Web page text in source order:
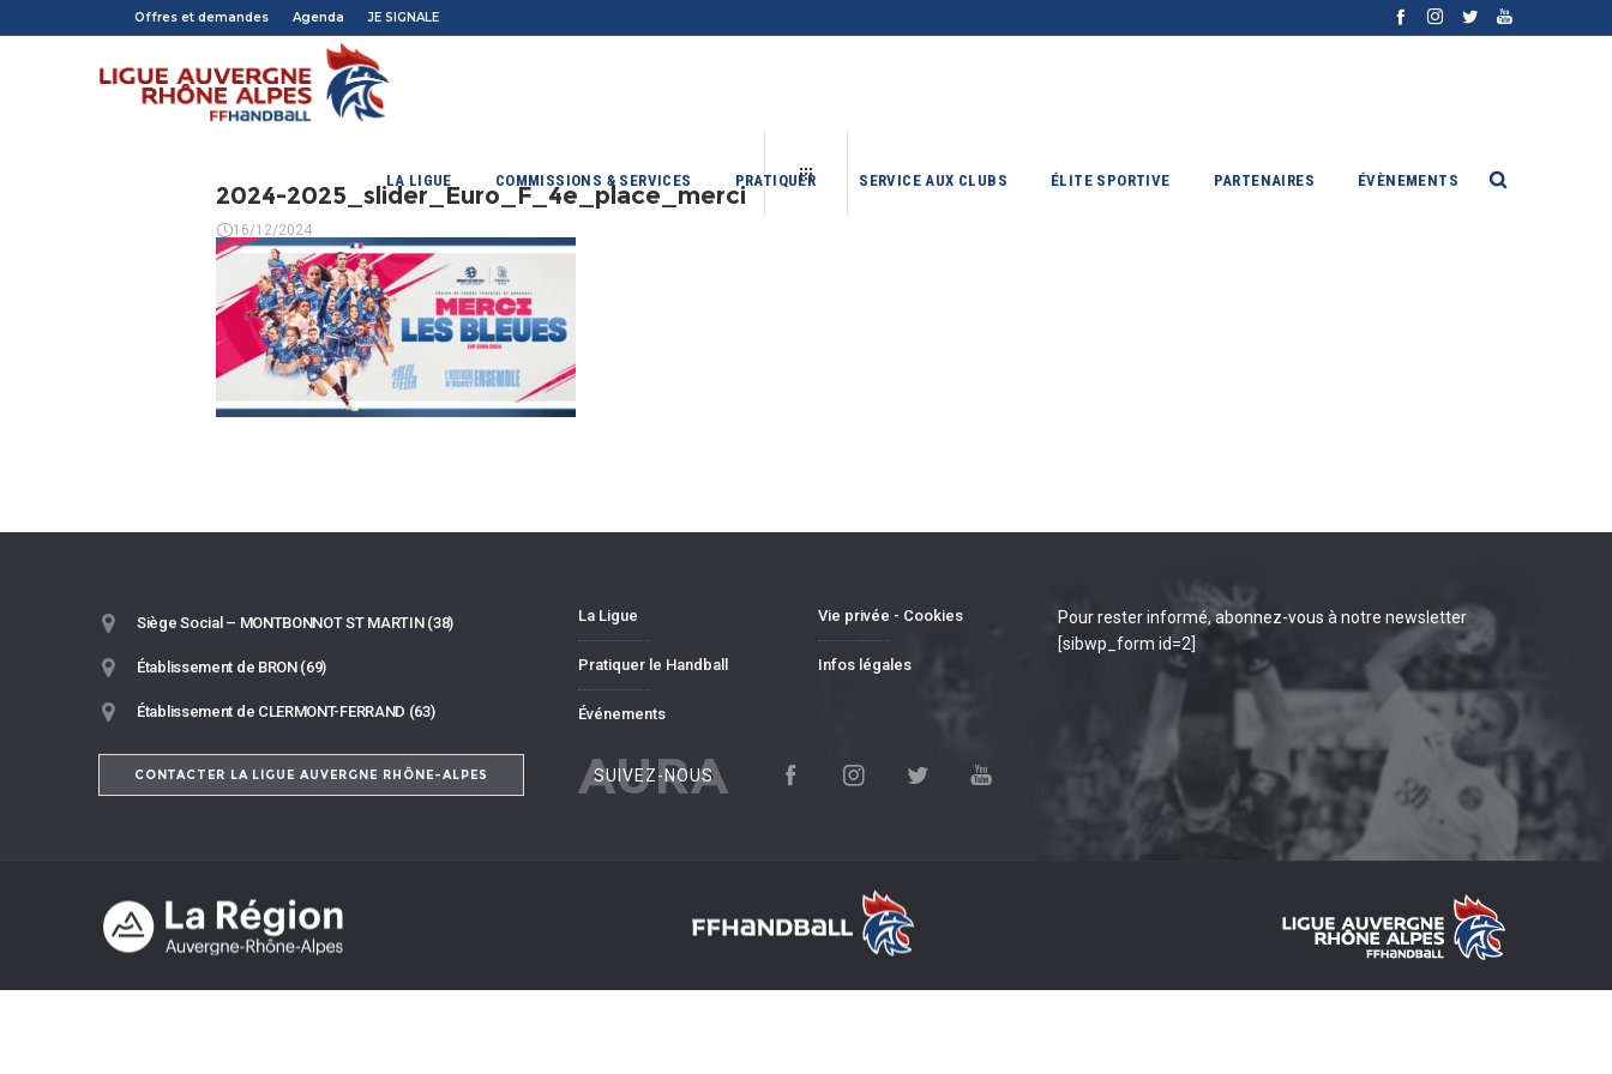
Offres et demandes Agenda JE SIGNALE
LA LIGUE COMMISSIONS & SERVICES PRATIQUER SERVICE AUX CLUBS ÉLITE SPORTIVE PARTENAIRES ÉVÈNEMENTS
2024-2025_slider_Euro_F_4e_place_merci
16/12/2024
Siège Social – MONTBONNOT ST MARTIN (38)
Établissement de BRON (69)
Établissement de CLERMONT-FERRAND (63)
CONTACTER LA LIGUE AUVERGNE RHÔNE-ALPES
La Ligue
Pratiquer le Handball
Événements
Vie privée - Cookies
Infos légales
AURA
SUIVEZ-NOUS
Pour rester informé, abonnez-vous à notre newsletter
[sibwp_form id=2]